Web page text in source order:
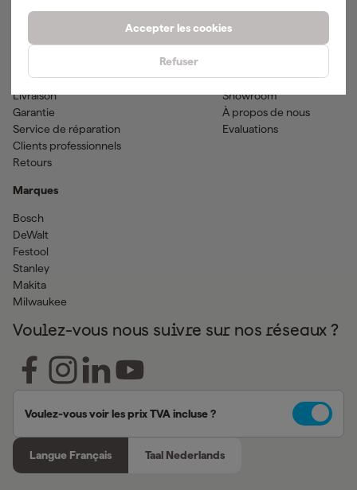
Accepter les cookies
Refuser
Méthodes de paiement
Livraison
Garantie
Service de réparation
Clients professionnels
Retours
Marques
Bosch
DeWalt
Festool
Stanley
Makita
Milwaukee
Fixami
Actualites
Showroom
À propos de nous
Evaluations
Voulez-vous nous suivre sur nos réseaux ?
Voulez-vous voir les prix TVA incluse ?
Langue Français Taal Nederlands